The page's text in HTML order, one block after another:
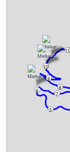
8
6
10
5
7
9
11